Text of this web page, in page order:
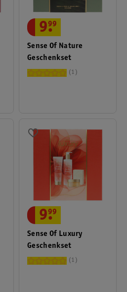
Sense Of Nature
Geschenkset
9.
99
1
Sense Of Luxury
Geschenkset
9.
99
1